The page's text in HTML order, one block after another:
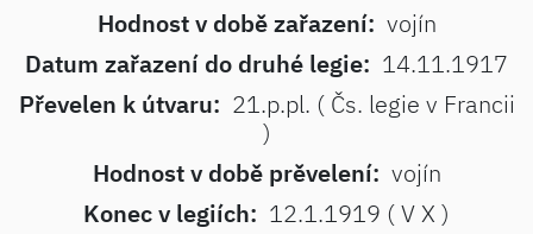
Hodnost v době zařazení: vojín
Datum zařazení do druhé legie: 14.11.1917
Převelen k útvaru: 21.p.pl. ( Čs. legie v Francii
)
Hodnost v době prěvelení: vojín
Konec v legiích: 12.1.1919 ( V X )